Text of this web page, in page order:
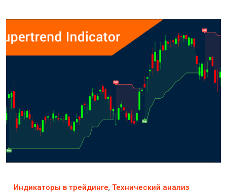
Индикаторы в трейдинге, Технический анализ